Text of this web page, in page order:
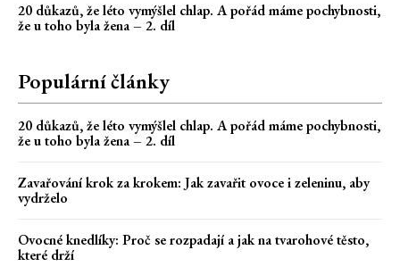
20 důkazů, že léto vymýšlel chlap. A pořád máme pochybnosti,
že u toho byla žena – 2. díl
Populární články
20 důkazů, že léto vymýšlel chlap. A pořád máme pochybnosti,
že u toho byla žena – 2. díl
Zavařování krok za krokem: Jak zavařit ovoce i zeleninu, aby
vydrželo
Ovocné knedlíky: Proč se rozpadají a jak na tvarohové těsto,
které drží